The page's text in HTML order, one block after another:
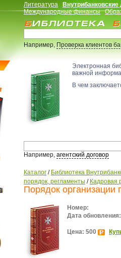
Литература
Международные финансы
Например,Проверка клиентов
Электронная
важной
В чем
Например, агентский договор
Каталог / Библиотека
порядок, регламенты / Кадровая
Порядок организации
Номер:
Дата обновления:
Цена: 500